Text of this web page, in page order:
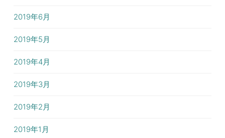
2019年6月
2019年5月
2019年4月
2019年3月
2019年2月
2019年1月